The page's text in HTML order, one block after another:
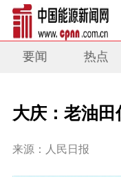
要闻 热点
大庆：老油田
来源：人民日报